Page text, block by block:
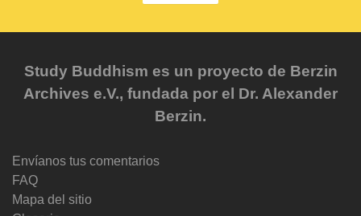
Study Buddhism es un proyecto de Berzin
Archives e.V., fundada por el Dr. Alexander
Berzin.
Envíanos tus comentarios
FAQ
Mapa del sitio